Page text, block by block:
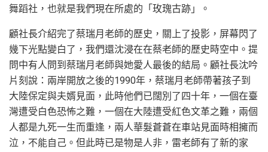
舞蹈社，也就是我們現在所處的「玫瑰古跡」。
顧社長介紹完了蔡瑞月老師的歷史，關上了投影，屏幕閃了
幾下光點變白了，我們還沈浸在在蔡老師的歷史時空中。提
問中有人問到蔡瑞月老師與她愛人最後的結局。顧社長沈吟
片刻說：兩岸開放之後的1990年，蔡瑞月老師帶著孩子到
大陸保定與夫婿見面，此時他們已闊別了四十年，一個在臺
灣遭受白色恐怖之難，一個在大陸遭受紅色文革之難，兩個
人都是九死一生而重逢，兩人華髮蒼蒼在車站見面時相擁而
泣，不能自己。但此時已是物是人非，雷老師有了新的家